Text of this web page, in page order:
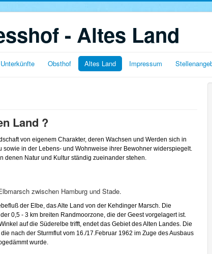
- Altes Land
Unterkünfte Obsthof Altes Land Impressum
Land ?
von eigenem Charakter, deren Wachsen und Werden sich in
sowie in der Lebens- und Wohnweise ihrer Bewohner widerspiegelt.
Natur und Kultur ständig zueinander stehen.
zwischen Hamburg und Stade.
der Elbe, das Alte Land von der Kehdinger Marsch. Die
0,5 - 3 km breiten Randmoorzone, die der Geestvorgelagert ist.
auf die Süderelbe trifft, endet das Gebiet des Alten Landes. Die
die nach der Sturmflut vom 16./17.Februar 1962 im Zuge des Ausbaus
wurde.